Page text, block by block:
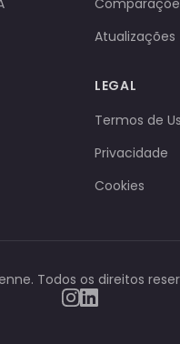
Atualizações
LEGAL
Termos de
Privacidade
Cookies
Todos os direitos
Instagram
LinkedIn